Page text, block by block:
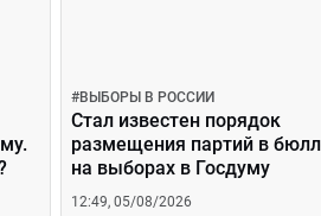
#ВЫБОРЫ В РОССИИ
Стал известен порядок
размещения партий в
на выборах в Госдуму
12:49, 05/08/2026